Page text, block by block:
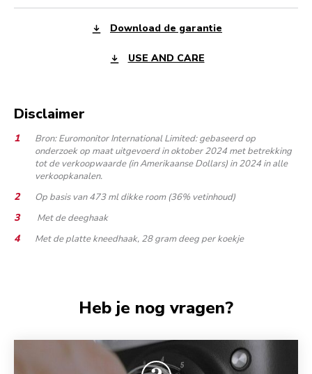
Download de garantie
USE AND CARE
Disclaimer
Bron: Euromonitor International Limited: gebaseerd op
onderzoek op maat uitgevoerd in oktober 2024 met betrekking
tot de verkoopwaarde (in Amerikaanse Dollars) in 2024 in alle
verkoopkanalen.
Op basis van 473 ml dikke room (36% vetinhoud)
Met de deeghaak
Met de platte kneedhaak, 28 gram deeg per koekje
Heb je nog vragen?